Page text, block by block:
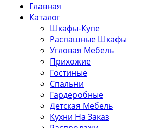
Главная
Каталог
Шкафы-Купе
Распашные Шкафы
Угловая Мебель
Прихожие
Гостиные
Спальни
Гардеробные
Детская Мебель
Кухни На Заказ